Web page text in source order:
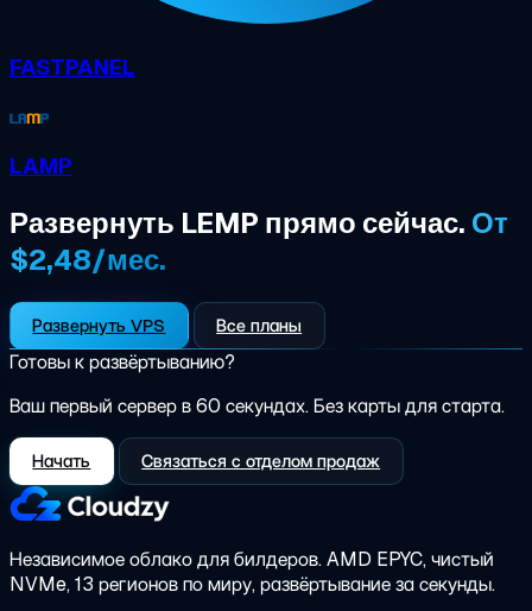
FASTPANEL
LAMP
Развернуть LEMP прямо сейчас. От
$2,48/мес.
Развернуть VPS Все планы
Готовы к развёртыванию?
Ваш первый сервер в 60 секундах. Без карты для старта.
Начать Связаться с отделом продаж
Независимое облако для билдеров.AMD EPYC, чистый
NVMe, 13 регионов по миру, развёртывание за секунды.